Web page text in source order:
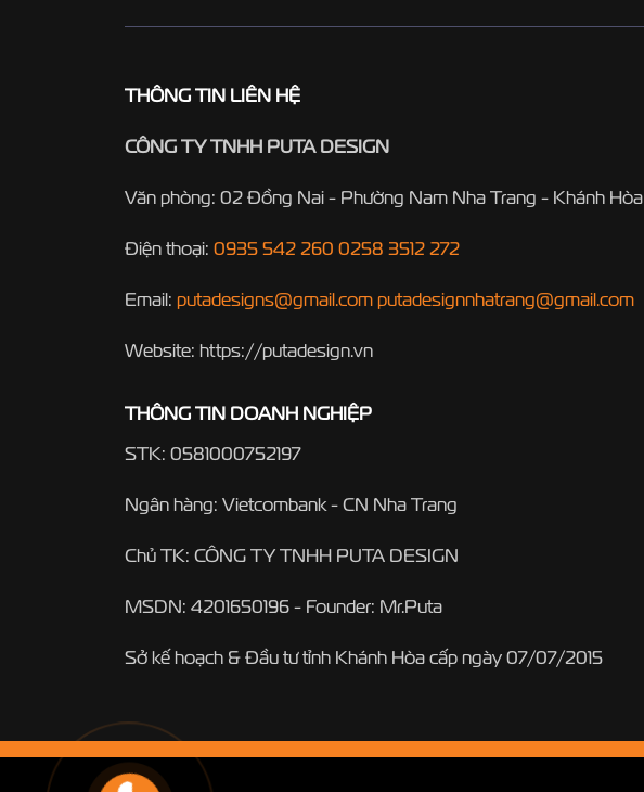
THÔNG TIN LIÊN HỆ
CÔNG TY TNHH PUTA DESIGN
Văn phòng: 02 Đồng Nai - Phường Nam Nha Trang - Khánh Hòa
Điện thoại: 0935 542 260 0258 3512 272
Email: putadesigns@gmail.com putadesignnhatrang@gmail.com
Website: https://putadesign.vn
THÔNG TIN DOANH NGHIỆP
STK: 0581000752197
Ngân hàng: Vietcombank - CN Nha Trang
Chủ TK: CÔNG TY TNHH PUTA DESIGN
MSDN: 4201650196 - Founder: Mr.Puta
Sở kế hoạch & Đầu tư tỉnh Khánh Hòa cấp ngày 07/07/2015